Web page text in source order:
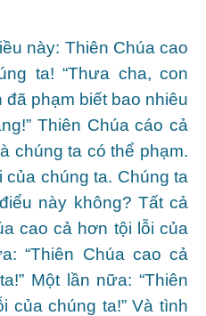
này: Thiên Chúa cao
ta! “Thưa cha, con
phạm biết bao nhiêu
Thiên Chúa cáo cả
chúng ta có thể phạm.
chúng ta. Chúng ta
này không? Tất cả
cao cả hơn tội lỗi của
“Thiên Chúa cao cả
Một lần nữa: “Thiên
của chúng ta!” Và tình